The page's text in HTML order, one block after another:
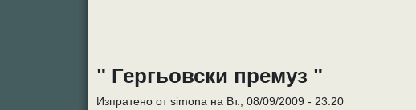
" Гергьовски премуз "
Изпратено от simona на Вт., 08/09/2009 - 23:20